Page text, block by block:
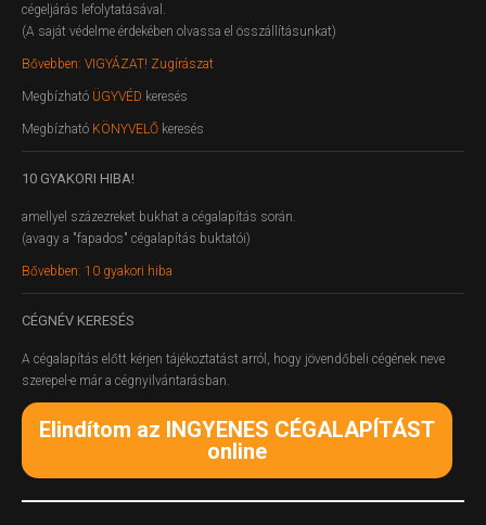
cégeljárás lefolytatásával.
(A saját védelme érdekében olvassa el összállításunkat)
Bővebben: VIGYÁZAT! Zugírászat
Megbízható ÜGYVÉD keresés
Megbízható KÖNYVELŐ keresés
10 GYAKORI HIBA!
amellyel százezreket bukhat a cégalapítás során.
(avagy a "fapados" cégalapítás buktatói)
Bővebben: 10 gyakori hiba
CÉGNÉV KERESÉS
A cégalapítás előtt kérjen tájékoztatást arról, hogy jövendőbeli cégének neve
szerepel-e már a cégnyilvántarásban.
Elindítom az INGYENES CÉGALAPÍTÁST
online